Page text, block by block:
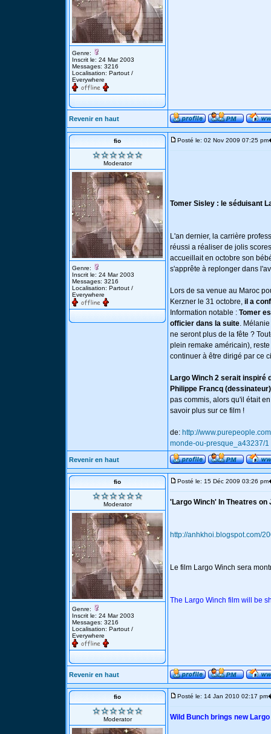
Genre:
Inscrit le: 24 Mar 2003
Messages: 3216
Localisation: Partout /
Everywhere
Revenir en haut
fio
Moderator
Genre:
Inscrit le: 24 Mar 2003
Messages: 3216
Localisation: Partout /
Everywhere
Posté le: 02 Nov 2009 07:25 pm
Tomer Sisley : le séduisant
L'an dernier, la carrière
réussi a réaliser de jolis
accueillait en octobre son
s'apprête à replonger dans
Lors de sa venue au Maroc
Kerzner le 31 octobre, il a
Information notable : Tomer
officier dans la suite.
ne seront plus de la fête ?
plein remake américain),
continuer à être dirigé par ce
Largo Winch 2 serait inspiré
Philippe Francq (dessinateur)
pas commis, alors qu'il était
savoir plus sur ce film !
de: http://
monde-ou-presque_a43237/1
Revenir en haut
fio
Moderator
Genre:
Inscrit le: 24 Mar 2003
Messages: 3216
Localisation: Partout /
Everywhere
Posté le: 15 Déc 2009 03:26 pm
'Largo Winch' In Theatres on
http://anhkhoi.blogspot.com/
Le film Largo Winch sera
The Largo Winch film will be
Revenir en haut
fio
Moderator
Posté le: 14 Jan 2010 02:17 pm
Wild Bunch brings new